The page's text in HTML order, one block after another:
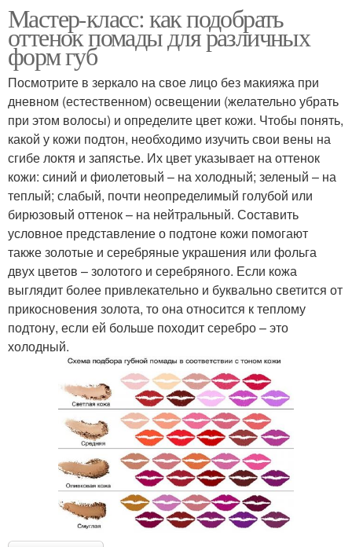
Мастер-класс: как подобрать
оттенок помады для различных
форм губ
Посмотрите в зеркало на свое лицо без макияжа при
дневном (естественном) освещении (желательно убрать
при этом волосы) и определите цвет кожи. Чтобы понять,
какой у кожи подтон, необходимо изучить свои вены на
сгибе локтя и запястье. Их цвет указывает на оттенок
кожи: синий и фиолетовый – на холодный; зеленый – на
теплый; слабый, почти неопределимый голубой или
бирюзовый оттенок – на нейтральный. Составить
условное представление о подтоне кожи помогают
также золотые и серебряные украшения или фольга
двух цветов – золотого и серебряного. Если кожа
выглядит более привлекательно и буквально светится от
прикосновения золота, то она относится к теплому
подтону, если ей больше походит серебро – это
холодный.